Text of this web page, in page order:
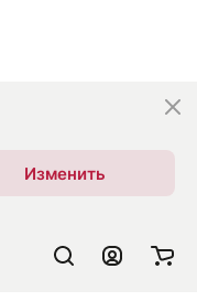
Изменить